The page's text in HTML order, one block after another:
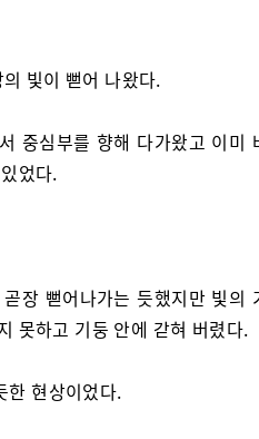
빛이 뻗어 나왔다.
중심부를 향해 다가왔고 이미
었다.
장 뻗어나가는 듯했지만 빛의
못하고 기둥 안에 갇혀 버렸다.
한 현상이었다.